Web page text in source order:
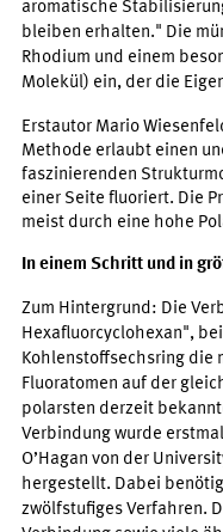
aromatische
bleiben erhalten." Die
Rhodium und einem
Molekül) ein, der die
Erstautor Mario
Methode erlaubt einen
faszinierenden
einer Seite fluoriert. Die
meist durch eine hohe
In einem Schritt und in
Zum Hintergrund: Die
Hexafluorcyclohexan",
Kohlenstoffsechsring die
Fluoratomen auf der
polarsten derzeit
Verbindung wurde
O’Hagan von der
hergestellt. Dabei
zwölfstufiges Verfahren.